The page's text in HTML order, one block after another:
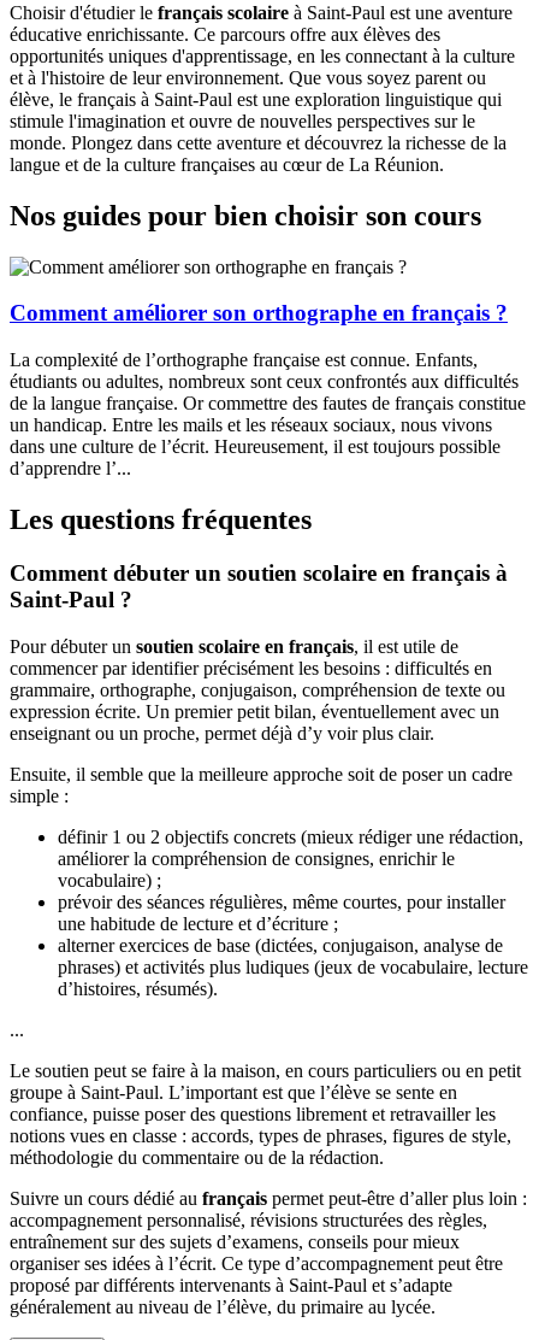
Choisir d'étudier le français scolaire à Saint-Paul est une aventure
éducative enrichissante. Ce parcours offre aux élèves des
opportunités uniques d'apprentissage, en les connectant à la culture
et à l'histoire de leur environnement. Que vous soyez parent ou
élève, le français à Saint-Paul est une exploration linguistique qui
stimule l'imagination et ouvre de nouvelles perspectives sur le
monde. Plongez dans cette aventure et découvrez la richesse de la
langue et de la culture françaises au cœur de La Réunion.
Nos guides pour bien choisir son cours
Comment améliorer son orthographe en français ?
La complexité de l’orthographe française est connue. Enfants,
étudiants ou adultes, nombreux sont ceux confrontés aux difficultés
de la langue française. Or commettre des fautes de français constitue
un handicap. Entre les mails et les réseaux sociaux, nous vivons
dans une culture de l’écrit. Heureusement, il est toujours possible
d’apprendre l’...
Les questions fréquentes
Comment débuter un soutien scolaire en français à
Saint-Paul ?
Pour débuter un soutien scolaire en français, il est utile de
commencer par identifier précisément les besoins : difficultés en
grammaire, orthographe, conjugaison, compréhension de texte ou
expression écrite. Un premier petit bilan, éventuellement avec un
enseignant ou un proche, permet déjà d’y voir plus clair.
Ensuite, il semble que la meilleure approche soit de poser un cadre
simple :
définir 1 ou 2 objectifs concrets (mieux rédiger une rédaction,
améliorer la compréhension de consignes, enrichir le
vocabulaire) ;
prévoir des séances régulières, même courtes, pour installer
une habitude de lecture et d’écriture ;
alterner exercices de base (dictées, conjugaison, analyse de
phrases) et activités plus ludiques (jeux de vocabulaire, lecture
d’histoires, résumés).
...
Le soutien peut se faire à la maison, en cours particuliers ou en petit
groupe à Saint-Paul. L’important est que l’élève se sente en
confiance, puisse poser des questions librement et retravailler les
notions vues en classe : accords, types de phrases, figures de style,
méthodologie du commentaire ou de la rédaction.
Suivre un cours dédié au français permet peut-être d’aller plus loin :
accompagnement personnalisé, révisions structurées des règles,
entraînement sur des sujets d’examens, conseils pour mieux
organiser ses idées à l’écrit. Ce type d’accompagnement peut être
proposé par différents intervenants à Saint-Paul et s’adapte
généralement au niveau de l’élève, du primaire au lycée.